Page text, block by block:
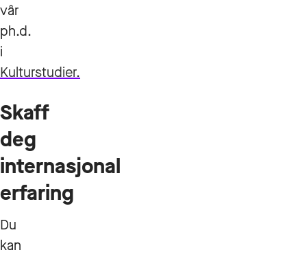
vår
ph.d.
i
Kulturstudier.
Skaff
deg
internasjonal
erfaring
Du
kan